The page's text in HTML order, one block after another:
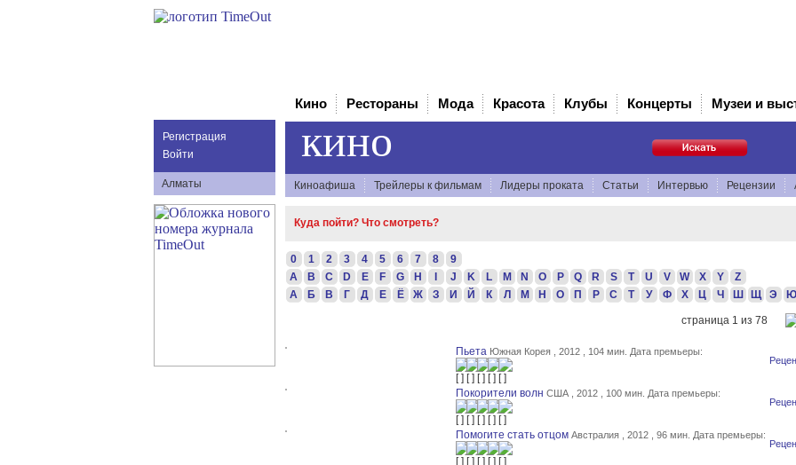
Регистрация
Войти
Алматы
Кино Рестораны Мода Красота Клубы Концерты Музеи и
кино
Киноафиша Трейлеры к фильмам Лидеры проката Статьи Интервью Рецензии
Куда пойти? Что смотреть?
0 1 2 3 4 5 6 7 8
9
A
B C D E F G H J K L M N O P Q R S T U V W X Y
Z
А
Б В Г Д Е Ё Ж З И Й К Л М Н О П Р С Т У Ф Х Ц Ч Ш Щ Э Ю
страница 1 из 78
Пьета Южная Корея , 2012 , 104 мин. Дата премьеры:
Покорители волн США , 2012 , 100 мин. Дата премьеры:
Помогите стать отцом Австралия , 2012 , 96 мин. Дата премьеры: